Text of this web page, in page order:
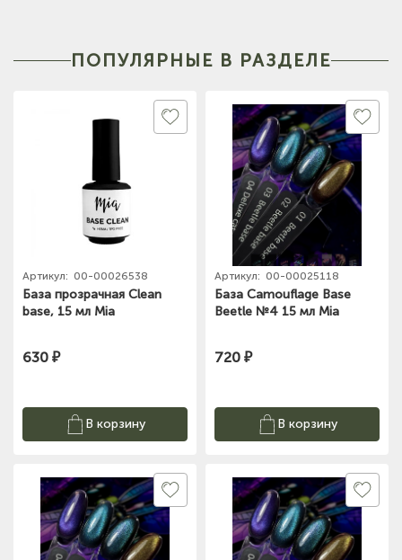
(на карте)
(на карте)
(на карте)
Тел: +7-960-965-6706
(на карте)
Тел: +7-960-956-9598
Тел: +7-3852-721-001
ПОПУЛЯРНЫЕ В РАЗДЕЛЕ
Артикул: 00-00026538
База прозрачная Clean
base, 15 мл Mia
630 ₽
В корзину
Артикул: 00-00025118
База Camouflage Base
Beetle №4 15 мл Mia
720 ₽
В корзину